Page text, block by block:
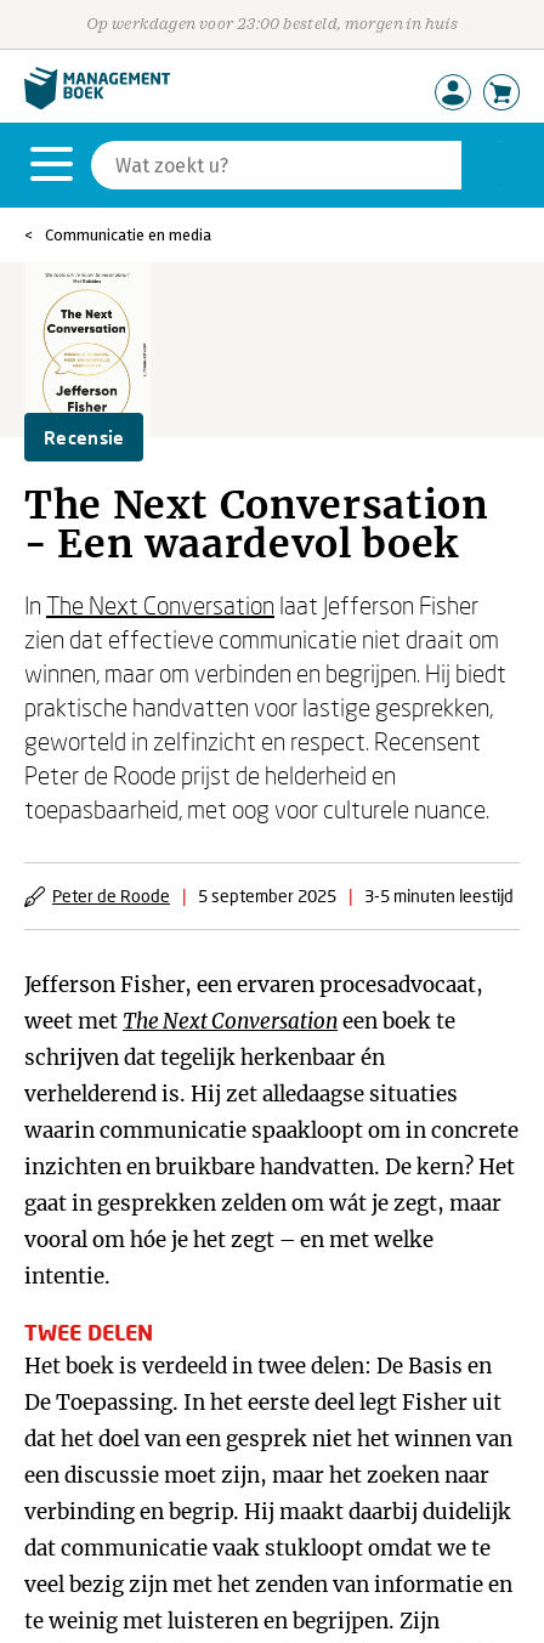
Op werkdagen voor 23:00 besteld, morgen in huis
Communicatie en media
Recensie
The Next Conversation
- Een waardevol boek
In The Next Conversation laat Jefferson Fisher
zien dat effectieve communicatie niet draait om
winnen, maar om verbinden en begrijpen. Hij biedt
praktische handvatten voor lastige gesprekken,
geworteld in zelfinzicht en respect. Recensent
Peter de Roode prijst de helderheid en
toepasbaarheid, met oog voor culturele nuance.
Peter de Roode | 5 september 2025 | 3-5 minuten leestijd
Jefferson Fisher, een ervaren procesadvocaat,
weet met The Next Conversationeen boek te
schrijven dat tegelijk herkenbaar én
verhelderend is. Hij zet alledaagse situaties
waarin communicatie spaakloopt om in concrete
inzichten en bruikbare handvatten. De kern? Het
gaat in gesprekken zelden om wát je zegt, maar
vooral om hóe je het zegt – en met welke
intentie.
TWEE DELEN
Het boek is verdeeld in twee delen: De Basis en
De Toepassing. In het eerste deel legt Fisher uit
dat het doel van een gesprek niet het winnen van
een discussie moet zijn, maar het zoeken naar
verbinding en begrip. Hij maakt daarbij duidelijk
dat communicatie vaak stukloopt omdat we te
veel bezig zijn met het zenden van informatie en
te weinig met luisteren en begrijpen. Zijn